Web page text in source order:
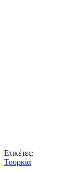
Ετικέτες:
Τουρκία